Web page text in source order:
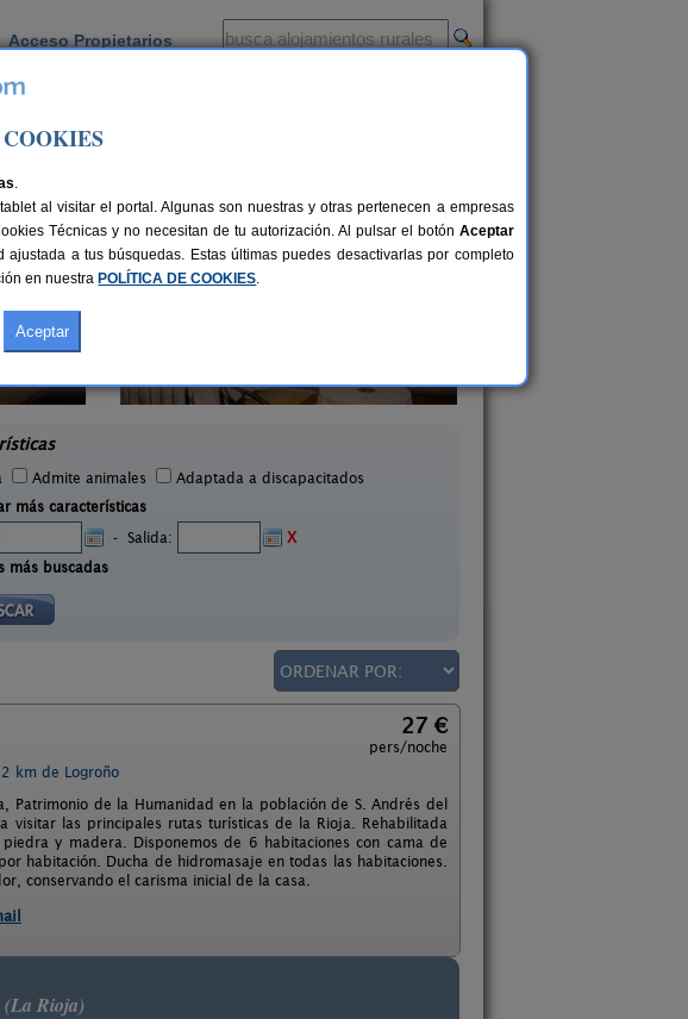
Acceso Propietarios
Admite animales
Adaptada a discapacitados
más características
- Salida:
X
más buscadas
27 €
pers/noche
km de Logroño
Patrimonio de la Humanidad en la población de S. Andrés del
visitar las principales rutas turísticas de la Rioja. Rehabilitada
y madera. Disponemos de 6 habitaciones con cama de
habitación. Ducha de hidromasaje en todas las habitaciones.
conservando el carisma inicial de la casa.
Rioja)
.
al visitar el portal. Algunas son nuestras y otras pertenecen a empresas
Técnicas y no necesitan de tu autorización. Al pulsar el botón Aceptar
a tus búsquedas. Estas últimas puedes desactivarlas por completo
en nuestra POLÍTICA DE COOKIES.